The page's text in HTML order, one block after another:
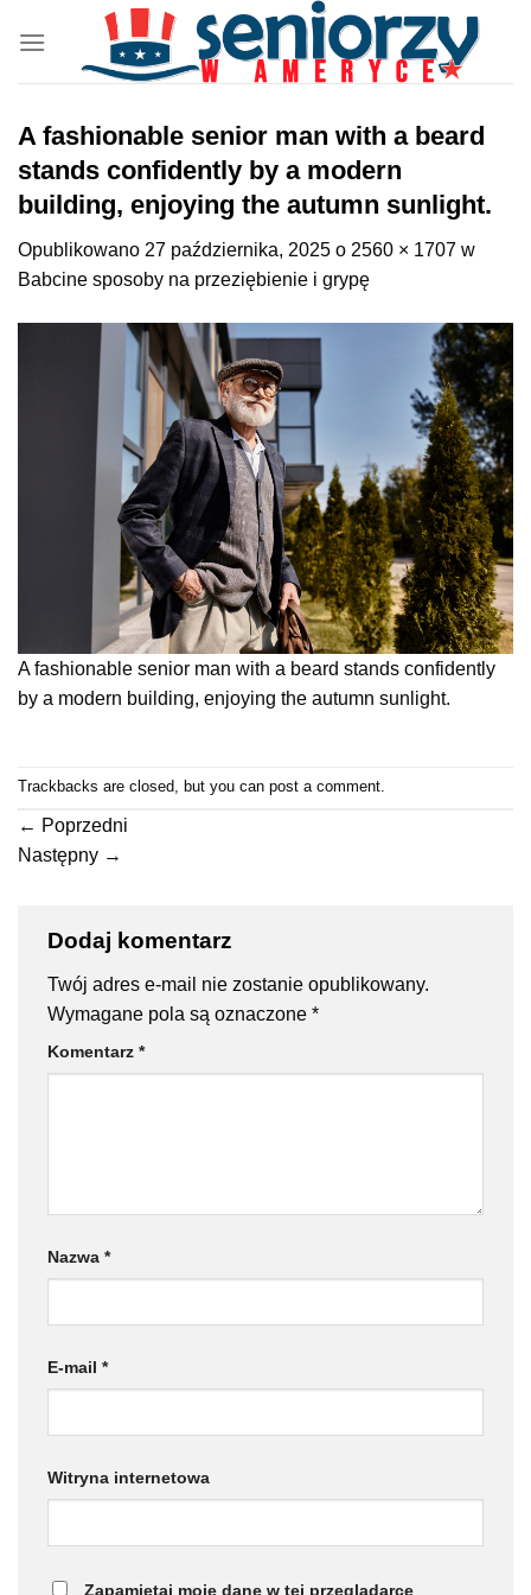
zawartości
A fashionable senior man with a beard
stands confidently by a modern
building, enjoying the autumn sunlight.
Opublikowano 27 października, 2025 o 2560 × 1707 w
Babcine sposoby na przeziębienie i grypę
A fashionable senior man with a beard stands confidently
by a modern building, enjoying the autumn sunlight.
Trackbacks are closed, but you can post a comment.
← Poprzedni
Następny →
Dodaj komentarz
Twój adres e-mail nie zostanie opublikowany.
Wymagane pola są oznaczone *
Komentarz *
Nazwa *
E-mail *
Witryna internetowa
Zapamiętaj moje dane w tej przeglądarce